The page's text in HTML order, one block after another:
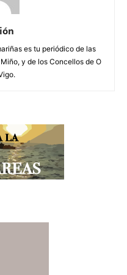
es tu periódico de las
y de los Concellos de O